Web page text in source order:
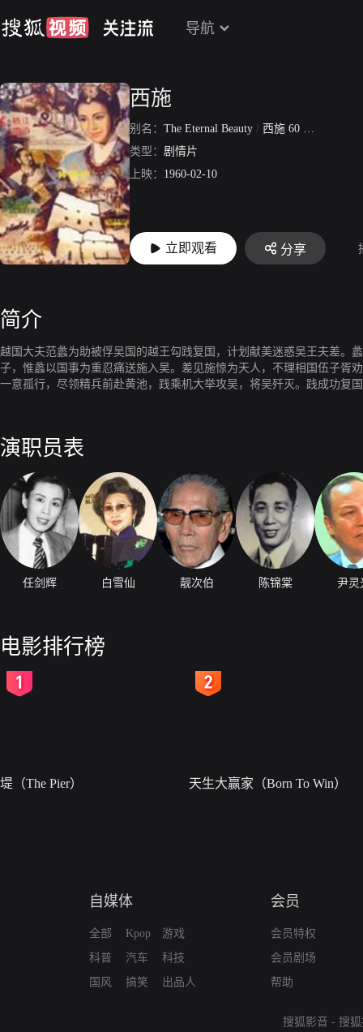
导航
西施
别名： The Eternal Beauty / 西施 60 香港版
类型： 剧情片
上映： 1960-02-10
立即观看 分享
简介
越国大夫范蠡为助被俘吴国的越王勾践复国，计划献美迷惑吴王夫差。
子，惟蠡以国事为重忍痛送施入吴。差见施惊为天人，不理相国伍子胥
一意孤行，尽领精兵前赴黄池，践乘机大举攻吴，将吴歼灭。践成功
演职员表
任剑辉 白雪仙 靓次伯 陈锦棠 尹灵
电影排行榜
堤（The Pier） 天生大赢家（Born To Win）
自媒体
全部
科普
国风
Kpop
汽车
搞笑
游戏
科技
出品人
会员
会员特权
会员剧场
帮助
搜狐影音 - 搜